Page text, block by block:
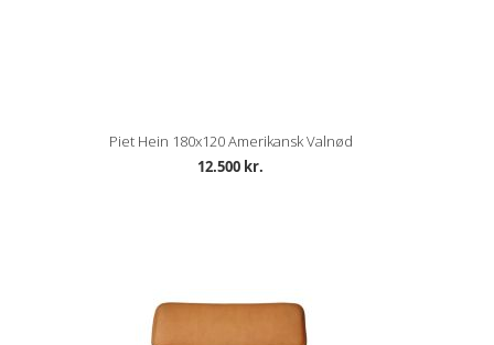
Piet Hein 180x120 Amerikansk Valnød
12.500 kr.